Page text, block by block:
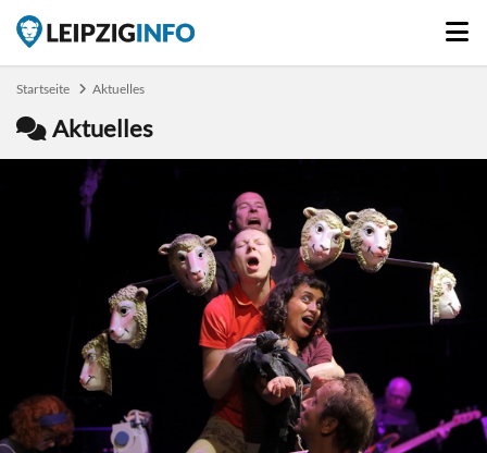
Startseite Aktuelles
Aktuelles